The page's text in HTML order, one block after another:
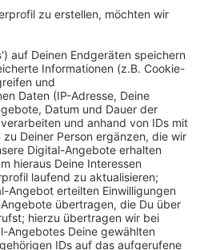
viele Radfahrer mit
eine schlecht einsehbare
zu einigen brenzligen
der neue Radweg an
Verein erst Ende August
die Ernte eingefahren ist. In
der Verein dann den
Klute bis zum Haus Stapel